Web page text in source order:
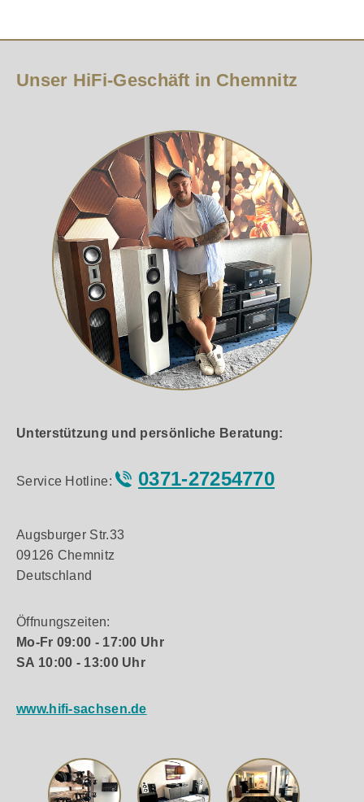
Unser HiFi-Geschäft in Chemnitz
Unterstützung und persönliche Beratung:
Service Hotline: 0371-27254770
Augsburger Str.33
09126 Chemnitz
Deutschland
Öffnungszeiten:
Mo-Fr 09:00 - 17:00 Uhr
SA 10:00 - 13:00 Uhr
www.hifi-sachsen.de